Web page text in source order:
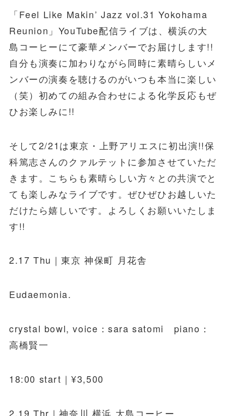
「Feel Like Makin’ Jazz vol.31 Yokohama
Reunion」YouTube配信ライブは、横浜の大
島コーヒーにて豪華メンバーでお届けします!!
自分も演奏に加わりながら同時に素晴らしいメ
ンバーの演奏を聴けるのがいつも本当に楽しい
（笑）初めての組み合わせによる化学反応もぜ
ひお楽しみに!!
そして2/21は東京・上野アリエスに初出演!!保
科篤志さんのクァルテットに参加させていただ
きます。こちらも素晴らしい方々との共演でと
ても楽しみなライブです。ぜひぜひお越しいた
だけたら嬉しいです。よろしくお願いいたしま
す!!
2.17 Thu｜東京 神保町 月花舎
Eudaemonia.
crystal bowl, voice：sara satomi piano：
高橋賢一
18:00 start｜¥3,500
2.19 Thr｜神奈川 横浜 大島コーヒー